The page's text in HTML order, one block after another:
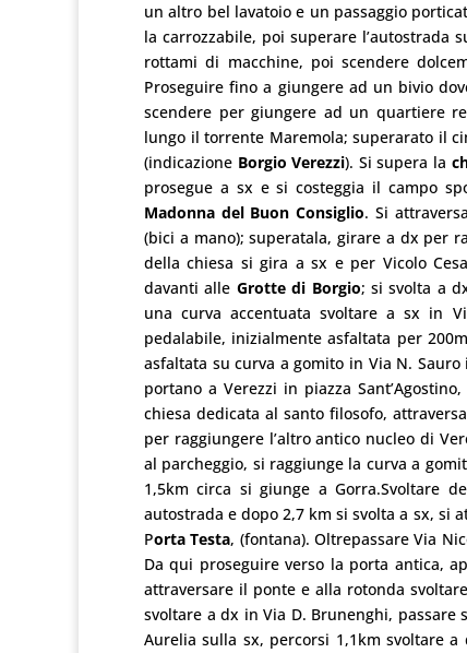
un altro bel lavatoio e un passaggio
la carrozzabile, poi superare l’autostrada
rottami di macchine, poi scendere
Proseguire fino a giungere ad un bivio
scendere per giungere ad un quartiere
lungo il torrente Maremola; superarato il
(indicazione Borgio Verezzi). Si supera la
prosegue a sx e si costeggia il campo
Madonna del Buon Consiglio. Si
(bici a mano); superatala, girare a dx per
della chiesa si gira a sx e per Vicolo
davanti alle Grotte di Borgio; si svolta a
una curva accentuata svoltare a sx in
pedalabile, inizialmente asfaltata per
asfaltata su curva a gomito in Via N.
portano a Verezzi in piazza
chiesa dedicata al santo filosofo,
per raggiungere l’altro antico nucleo di
al parcheggio, si raggiunge la curva a
1,5km circa si giunge a Gorra.Svoltare
autostrada e dopo 2,7 km si svolta a sx, si
Porta Testa, (fontana). Oltrepassare Via
Da qui proseguire verso la porta antica,
attraversare il ponte e alla rotonda
svoltare a dx in Via D. Brunenghi,
Aurelia sulla sx, percorsi 1,1km svoltare